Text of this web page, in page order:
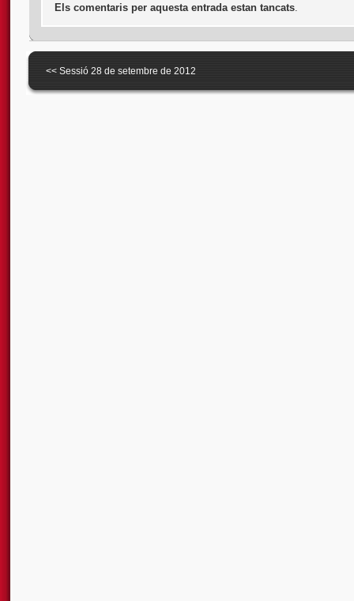
Els comentaris per aquesta entrada estan tancats
<< Sessió 28 de setembre de 2012